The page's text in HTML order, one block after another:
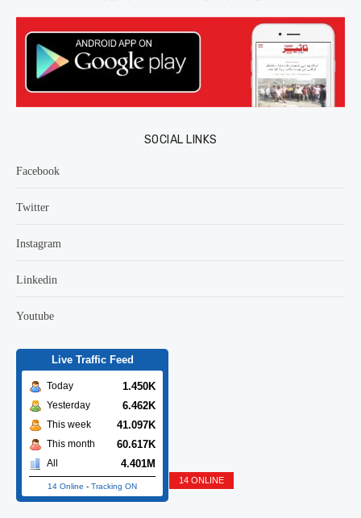
SOCIAL LINKS
Facebook
Twitter
Instagram
Linkedin
Youtube
Live Traffic Feed
Today 1.450K
Yesterday 6.462K
This week 41.097K
This month 60.617K
All 4.401M
14 Online - Tracking ON
14 ONLINE